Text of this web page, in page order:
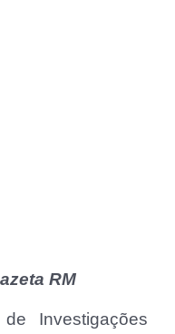
RM
Investigações